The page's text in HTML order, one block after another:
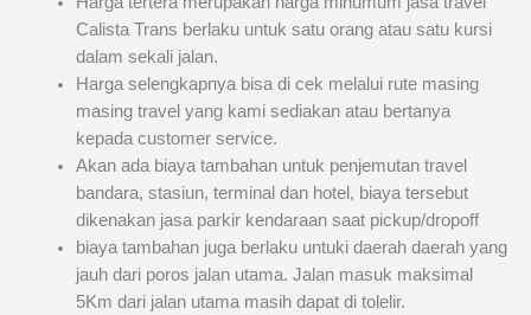
Calista Trans berlaku untuk satu orang atau satu kursi
dalam sekali jalan.
Harga selengkapnya bisa di cek melalui rute masing
masing travel yang kami sediakan atau bertanya
kepada customer service.
Akan ada biaya tambahan untuk penjemutan travel
bandara, stasiun, terminal dan hotel, biaya tersebut
dikenakan jasa parkir kendaraan saat pickup/dropoff
biaya tambahan juga berlaku untuki daerah daerah yang
jauh dari poros jalan utama. Jalan masuk maksimal
5Km dari jalan utama masih dapat di tolelir.